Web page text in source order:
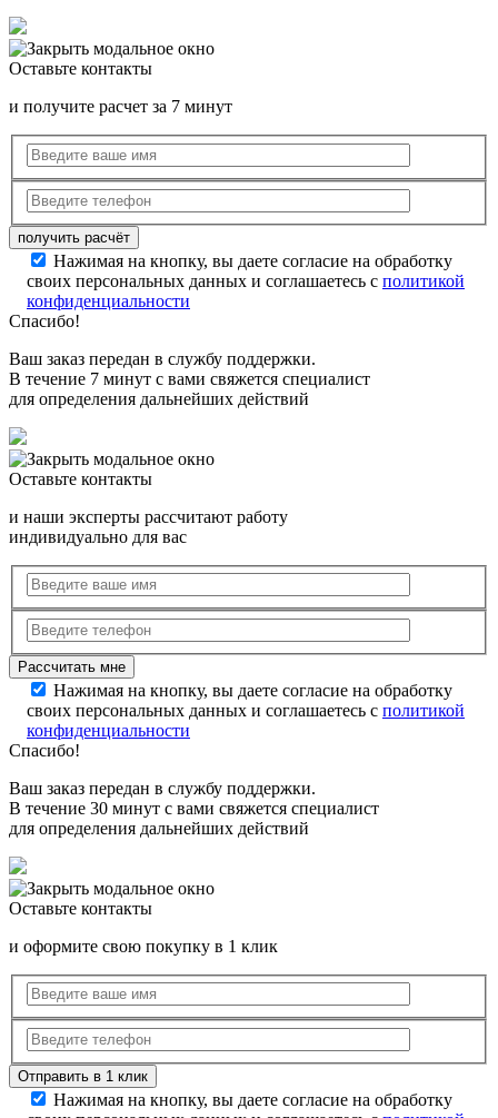
Оставьте контакты
и получите расчет за 7 минут
Нажимая на кнопку, вы даете согласие на обработку
своих персональных данных и соглашаетесь с политикой
конфиденциальности
Спасибо!
Ваш заказ передан в службу поддержки.
В течение 7 минут с вами свяжется специалист
для определения дальнейших действий
Оставьте контакты
и наши эксперты рассчитают работу
индивидуально для вас
Нажимая на кнопку, вы даете согласие на обработку
своих персональных данных и соглашаетесь с политикой
конфиденциальности
Спасибо!
Ваш заказ передан в службу поддержки.
В течение 30 минут с вами свяжется специалист
для определения дальнейших действий
Оставьте контакты
и оформите свою покупку в 1 клик
Нажимая на кнопку, вы даете согласие на обработку